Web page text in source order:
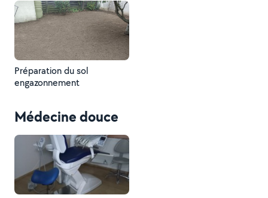
Préparation du sol
engazonnement
Médecine douce